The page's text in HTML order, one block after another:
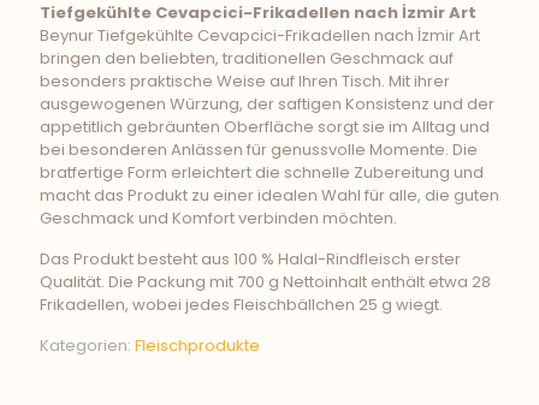
Tiefgekühlte Cevapcici-Frikadellen nach İzmir Art
Beynur Tiefgekühlte Cevapcici-Frikadellen nach İzmir Art
bringen den beliebten, traditionellen Geschmack auf
besonders praktische Weise auf Ihren Tisch. Mit ihrer
ausgewogenen Würzung, der saftigen Konsistenz und der
appetitlich gebräunten Oberfläche sorgt sie im Alltag und
bei besonderen Anlässen für genussvolle Momente. Die
bratfertige Form erleichtert die schnelle Zubereitung und
macht das Produkt zu einer idealen Wahl für alle, die guten
Geschmack und Komfort verbinden möchten.
Das Produkt besteht aus 100 % Halal-Rindfleisch erster
Qualität. Die Packung mit 700 g Nettoinhalt enthält etwa 28
Frikadellen, wobei jedes Fleischbällchen 25 g wiegt.
Kategorien: Fleischprodukte